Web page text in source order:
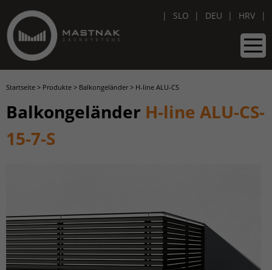
SLO DEU HRV
Startseite > Produkte > Balkongeländer > H-line ALU-CS
Balkongeländer H-line ALU-CS-
15-7-S